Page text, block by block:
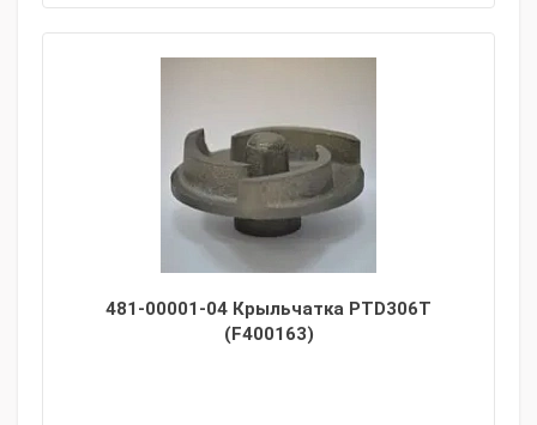
481-00001-04 Крыльчатка PTD306T
(F400163)